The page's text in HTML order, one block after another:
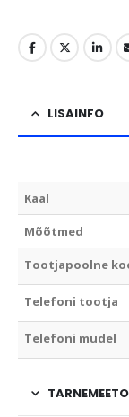
LISAINFO
Kaal
Mõõtmed
Tootjapoolne
Telefoni tootja
Telefoni mudel